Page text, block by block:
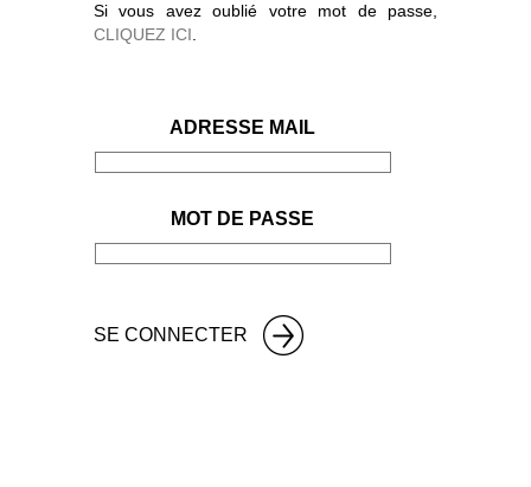
Si vous avez oublié votre mot de passe,
CLIQUEZ ICI
ADRESSE MAIL
MOT DE PASSE